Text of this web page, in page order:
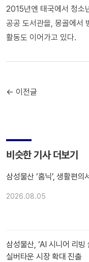
2015년엔 태국에서 청소
공공 도서관을, 몽골에서
활동도 이어가고 있다.
← 이전글
비슷한 기사 더보기
삼성물산 ‘홈닉’, 생활편의
2026.08.05
삼성물산, ‘AI 시니어 리빙
실버타운 시장 확대 진출